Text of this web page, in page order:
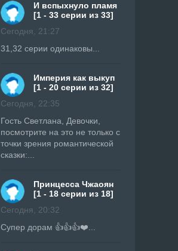
И вспыхнуло пламя
[1 - 33 серии из 33]
Сегодня, 21:27
31,32 серии одинаковы...
Империя как выкуп
[1 - 20 серии из 32]
Сегодня, 22:35
Гость Светлана, Девочки,
посмотрите на это не только с
точки зрения романтической
сказки:...
Принцесса Чжаоян
[1 - 18 серии из 18]
Сегодня, 20:32
Супер дорам 👍👍👍❤️...